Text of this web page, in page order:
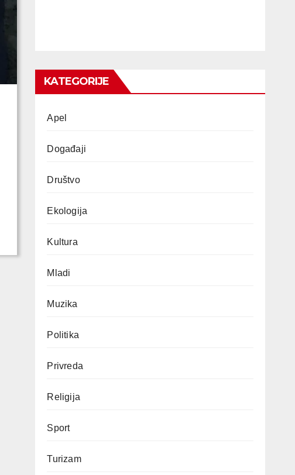
KATEGORIJE
Apel
Događaji
Društvo
Ekologija
Kultura
Mladi
Muzika
Politika
Privreda
Religija
Sport
Turizam